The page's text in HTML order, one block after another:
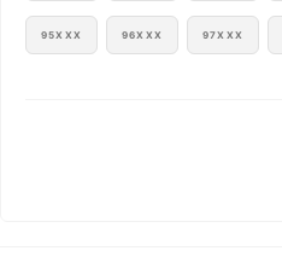
95XXX 96XXX 97XXX